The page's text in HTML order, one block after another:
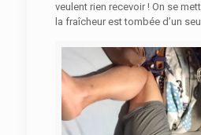
veulent rien recevoir ! On se
la fraîcheur est tombée d’un